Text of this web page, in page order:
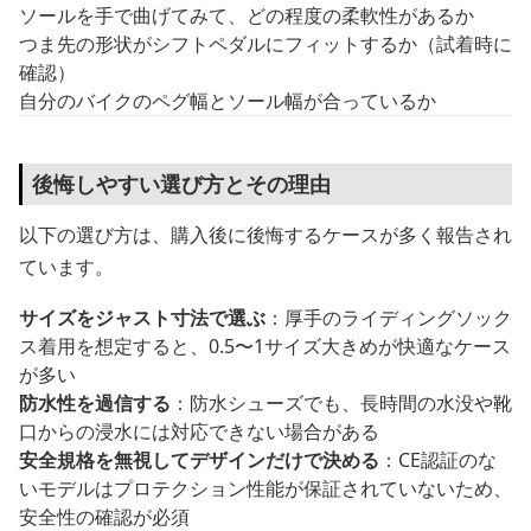
ソールを手で曲げてみて、どの程度の柔軟性があるか
つま先の形状がシフトペダルにフィットするか（試着時に
確認）
自分のバイクのペグ幅とソール幅が合っているか
後悔しやすい選び方とその理由
以下の選び方は、購入後に後悔するケースが多く報告され
ています。
サイズをジャスト寸法で選ぶ ：厚手のライディングソック
ス着用を想定すると、0.5〜1サイズ大きめが快適なケース
が多い
防水性を過信する ：防水シューズでも、長時間の水没や靴
口からの浸水には対応できない場合がある
安全規格を無視してデザインだけで決める ：CE認証のな
いモデルはプロテクション性能が保証されていないため、
安全性の確認が必須